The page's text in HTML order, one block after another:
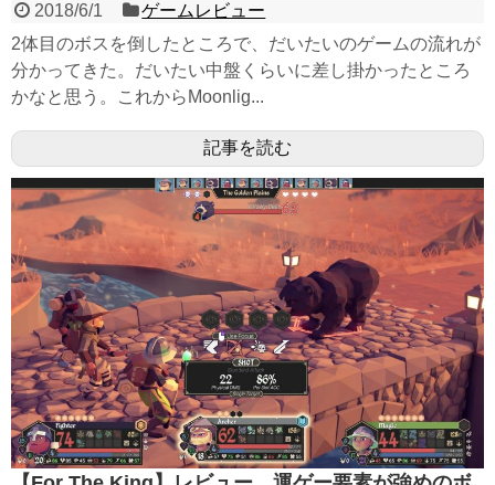
2018/6/1
ゲームレビュー
2体目のボスを倒したところで、だいたいのゲームの流れが
分かってきた。だいたい中盤くらいに差し掛かったところ
かなと思う。これからMoonlig...
記事を読む